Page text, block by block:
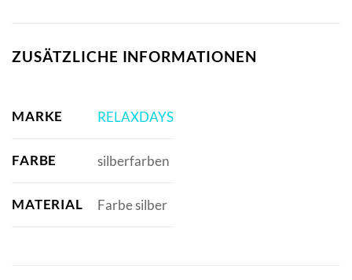
ZUSÄTZLICHE INFORMATIONEN
MARKE RELAXDAYS
FARBE silberfarben
MATERIAL Farbe silber